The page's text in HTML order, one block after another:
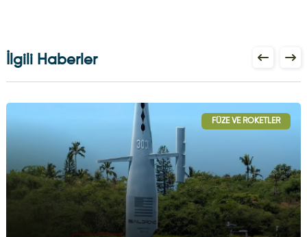
İlgili Haberler
FÜZE VE ROKETLER